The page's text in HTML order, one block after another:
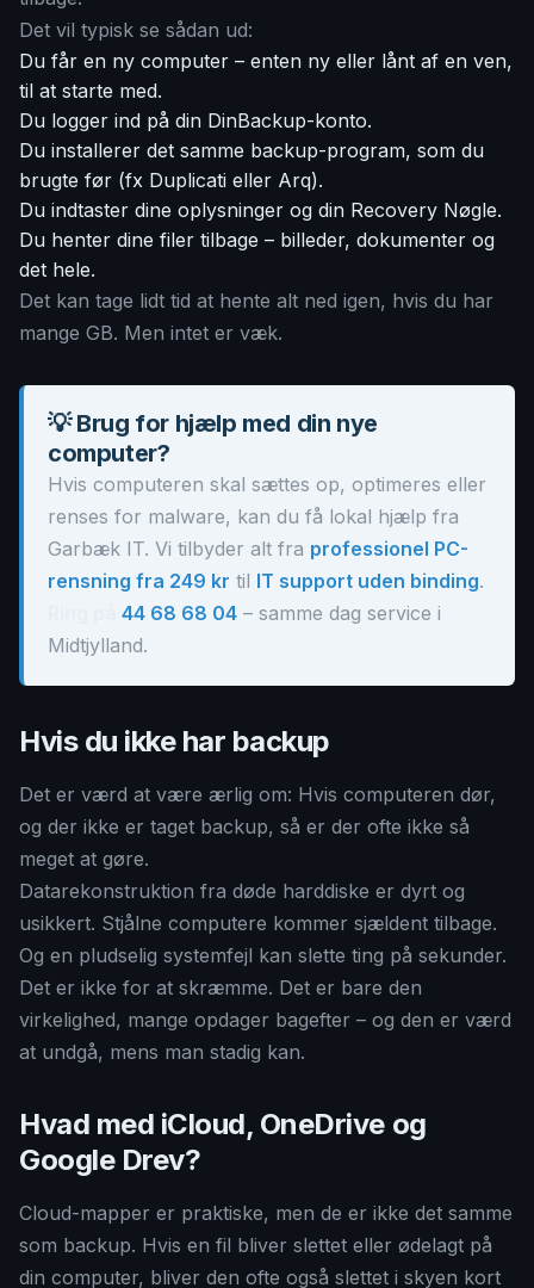
Det vil typisk se sådan ud:
Du får en ny computer – enten ny eller lånt af en ven,
til at starte med.
Du logger ind på din DinBackup-konto.
Du installerer det samme backup-program, som du
brugte før (fx Duplicati eller Arq).
Du indtaster dine oplysninger og din Recovery Nøgle.
Du henter dine filer tilbage – billeder, dokumenter og
det hele.
Det kan tage lidt tid at hente alt ned igen, hvis du har
mange GB. Men intet er væk.
💡 Brug for hjælp med din nye
computer?
Hvis computeren skal sættes op, optimeres eller
renses for malware, kan du få lokal hjælp fra
Garbæk IT. Vi tilbyder alt fra professionel PC-
rensning fra 249 kr til IT support uden binding.
44 68 68 04 – samme dag service i
Midtjylland.
Hvis du ikke har backup
Det er værd at være ærlig om: Hvis computeren dør,
og der ikke er taget backup, så er der ofte ikke så
meget at gøre.
Datarekonstruktion fra døde harddiske er dyrt og
usikkert. Stjålne computere kommer sjældent tilbage.
Og en pludselig systemfejl kan slette ting på sekunder.
Det er ikke for at skræmme. Det er bare den
virkelighed, mange opdager bagefter – og den er værd
at undgå, mens man stadig kan.
Hvad med iCloud, OneDrive og
Google Drev?
Cloud-mapper er praktiske, men de er ikke det samme
som backup. Hvis en fil bliver slettet eller ødelagt på
din computer, bliver den ofte også slettet i skyen kort